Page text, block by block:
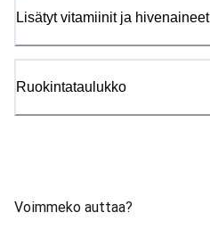
Lisätyt vitamiinit ja hivenaineet
Ruokintataulukko
Voimmeko auttaa?